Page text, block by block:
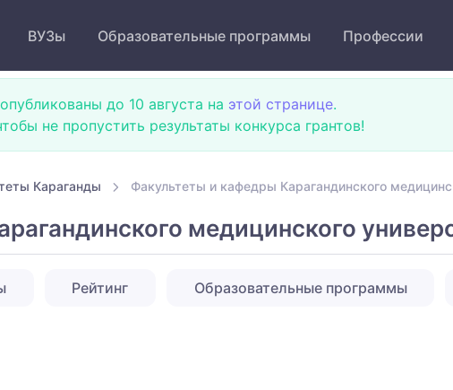
ВУЗы Образовательные программы Профессии
до 10 августа на этой странице.
не пропустить результаты конкурса грантов!
Караганды Факультеты и кафедры Карагандинского
медицинского
Рейтинг Образовательные программы